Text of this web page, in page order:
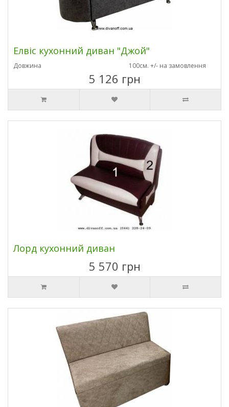
Елвіс кухонний диван "Джой"
Довжина 100см. +/- на замовлення
5 126 грн
Лорд кухонний диван
5 570 грн